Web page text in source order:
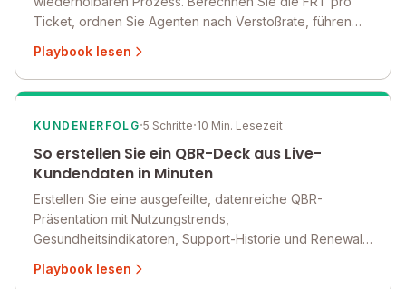
Ticket, ordnen Sie Agenten nach Verstoßrate, führen
einen QBR-fähigen Bericht, mit dem Ihr Team jede
Woche handeln kann.
Playbook lesen
KUNDENERFOLG·5 Schritte·10 Min. Lesezeit
So erstellen Sie ein QBR-Deck aus Live-
Kundendaten in Minuten
Erstellen Sie eine ausgefeilte, datenreiche QBR-
Präsentation mit Nutzungstrends,
Gesundheitsindikatoren, Support-Historie und Renewal-
zusammenzutragen.
Playbook lesen